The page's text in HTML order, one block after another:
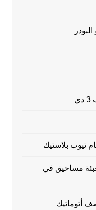
تيوب بلاستيك
مساحيق في
أتوماتيك